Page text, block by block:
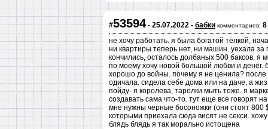
#53594- 25.07.2022 - бабки комментариев: 8
не хочу работать. я была богатой тёлкой,
ни квартиры теперь нет, ни машин. уехала за
кончились, осталось долбаных 500 баксов. я
по моему хочу новой большой любви и денег.
хорошо до войны. почему я не ценила? после
одичала. сидела себе дома или на даче, а
пойду- я королева, тарелки мыть тоже. я
создавать сама что-то. тут еще все говорят
мне нужны черные босоножки (они стоят 800
которыми приехала сюда висят не секси.
блядь блядь я так морально истощена